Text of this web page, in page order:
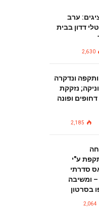
ערב
דדון בבית
2,630
ונדקרה
נזקקת
ופונה
2,185
ע"י
סדרתי
ומשיבה
בסרטון
2,064